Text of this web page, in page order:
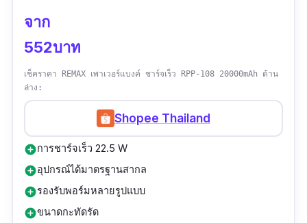
จาก
552บาท
เช็คราคา REMAX เพาเวอร์แบงค์ ชาร์จเร็ว RPP-108 20000mAh ด้าน
ล่าง:
Shopee Thailand
add_circleการชาร์จเร็ว 22.5 W
add_circleอุปกรณ์ได้มาตรฐานสากล
add_circleรองรับพอร์มหลายรูปแบบ
add_circleขนาดกะทัดรัด